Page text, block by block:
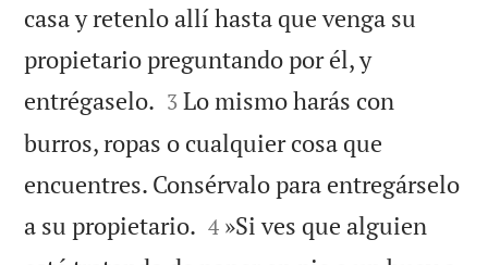
casa y retenlo allí hasta que venga su
propietario preguntando por él, y
entrégaselo. 

3 Lo mismo harás con
burros, ropas o cualquier cosa que
encuentres. Consérvalo para entregárselo
a su propietario. 

4 »Si ves que alguien